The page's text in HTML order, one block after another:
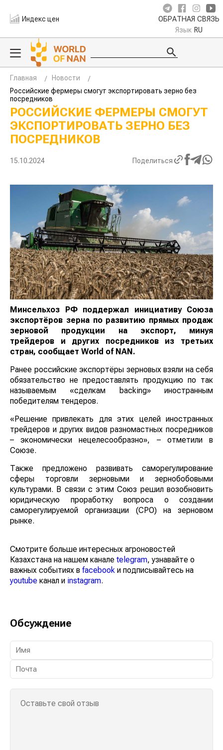
Индекс цен ОБРАТНАЯ СВЯЗЬ
Язык RU
Главная
Новости
Российские фермеры смогут экспортировать зерно без
посредников
РОССИЙСКИЕ ФЕРМЕРЫ
СМОГУТ ЭКСПОРТИРОВАТЬ
ЗЕРНО БЕЗ ПОСРЕДНИКОВ
15.10.2024 Поделиться
Минсельхоз РФ поддержал инициативу Союза
экспортёров зерна по развитию прямых продаж
зерновой продукции на экспорт, минуя трейдеров
и других посредников из третьих стран, сообщает
World of NAN.
Ранее российские экспортёры зерновых взяли на
себя обязательство не предоставлять продукцию по
так называемым «сделкам backing» иностранным
победителям тендеров.
«Решение привлекать для этих целей иностранных
трейдеров и других видов разномастных посредников
– экономически нецелесообразно», – отметили в
Союзе.
Также предложено развивать саморегулирование
сферы торговли зерновыми и зернобобовыми
культурами. В связи с этим Союз решил возобновить
юридическую проработку вопроса о создании
саморегулируемой организации (СРО) на зерновом
рынке.
Смотрите больше интересных агроновостей
Казахстана на нашем каналеtelegram , узнавайте о
важных событиях вfacebook и подписывайтесь на
youtube канал иinstagram
Обсуждение